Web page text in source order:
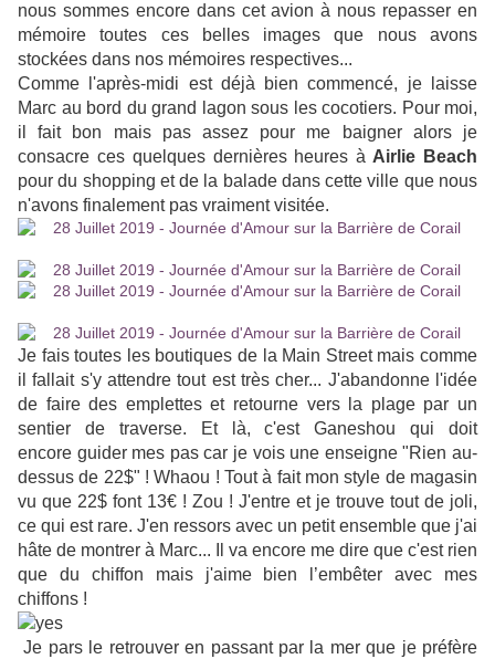
nous sommes encore dans cet avion à nous repasser en
mémoire toutes ces belles images que nous avons
stockées dans nos mémoires respectives...
Comme l'après-midi est déjà bien commencé, je laisse
Marc au bord du grand lagon sous les cocotiers. Pour moi,
il fait bon mais pas assez pour me baigner alors je
consacre ces quelques dernières heures à Airlie Beach
pour du shopping et de la balade dans cette ville que nous
n'avons finalement pas vraiment visitée.
Je fais toutes les boutiques de la Main Street mais comme
il fallait s'y attendre tout est très cher... J'abandonne l'idée
de faire des emplettes et retourne vers la plage par un
sentier de traverse. Et là, c'est Ganeshou qui doit
encore guider mes pas car je vois une enseigne "Rien au-
dessus de 22$" ! Whaou ! Tout à fait mon style de magasin
vu que 22$ font 13€ ! Zou ! J'entre et je trouve tout de joli,
ce qui est rare. J'en ressors avec un petit ensemble que j'ai
hâte de montrer à Marc... Il va encore me dire que c'est rien
que du chiffon mais j'aime bien l’embêter avec mes
chiffons !
Je pars le retrouver en passant par la mer que je préfère